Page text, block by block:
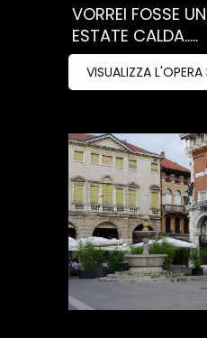
VORREI FOSSE
ESTATE CALDA.....
VISUALIZZA L'OPERA